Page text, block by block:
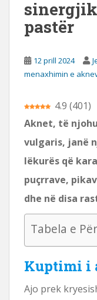
pastër
12 prill 2024
menaxhimin e
4.9 (401)
Aknet, të
vulgaris, janë
lëkurës që
puçrrave,
dhe në disa
Tabela e
Kuptimi i
Ajo prek